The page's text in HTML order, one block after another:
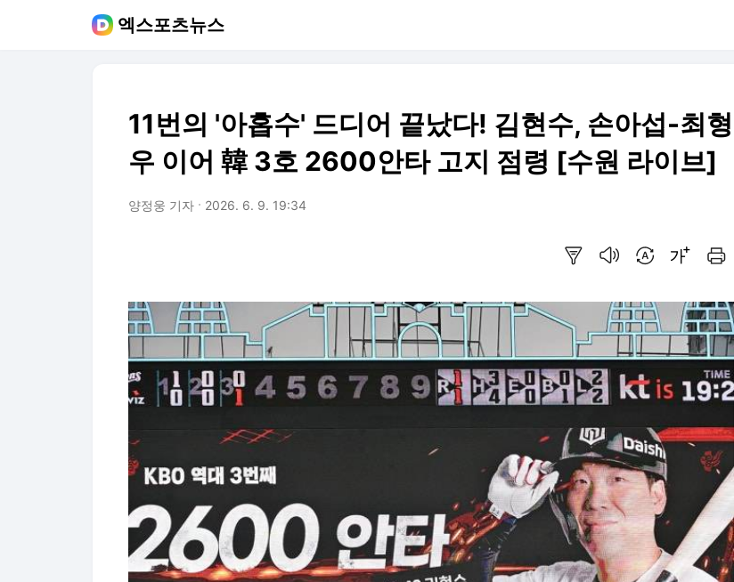
엑스포츠뉴스
11번의 '아홉수' 드디어 끝났다! 김현수, 손아섭-최형
우 이어 韓 3호 2600안타 고지 점령 [수원 라이브]
양정웅 기자 2026. 6. 9. 19:34